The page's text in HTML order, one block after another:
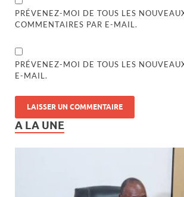
PRÉVENEZ-MOI DE TOUS LES
COMMENTAIRES PAR E-MAIL.
PRÉVENEZ-MOI DE TOUS LES
E-MAIL.
A LA UNE